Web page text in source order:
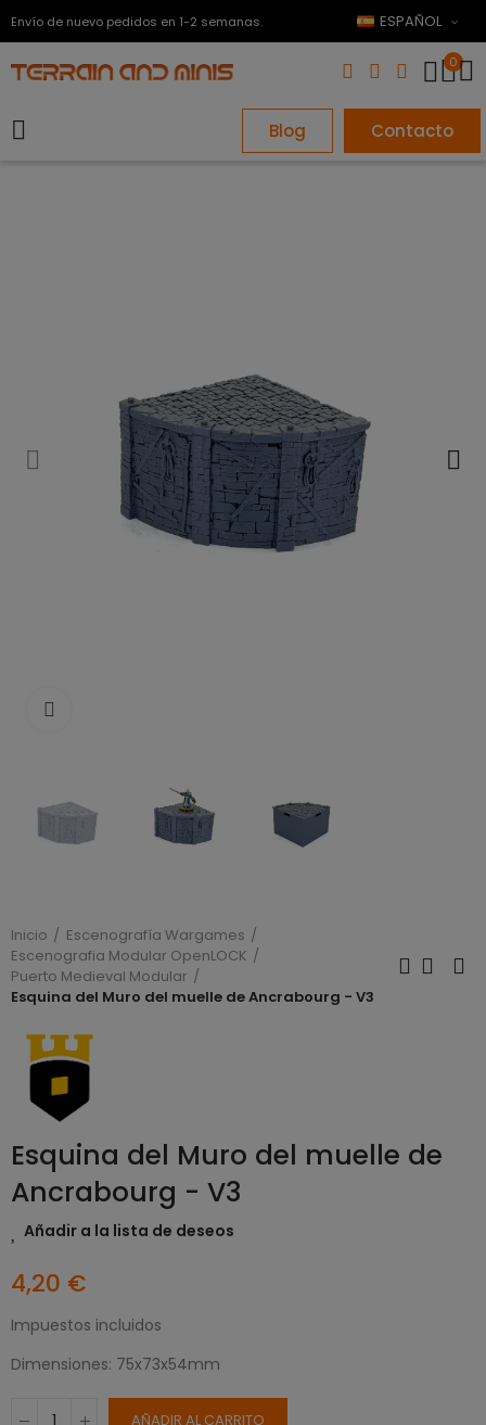
Envío de nuevo pedidos en 1-2 semanas. ESPAÑOL
0
Blog Contacto
Inicio
Escenografía Wargames
Escenografia Modular OpenLOCK
Puerto Medieval Modular
Esquina del Muro del muelle de Ancrabourg - V3
Esquina del Muro del muelle de
Ancrabourg - V3
Añadir a la lista de deseos
4,20 €
Impuestos incluidos
Dimensiones: 75x73x54mm
AÑADIR AL CARRITO